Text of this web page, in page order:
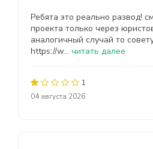
Ребята это реально развод!
проекта только через
аналогичный случай то
https://w... читать далее
1
04 августа 2026